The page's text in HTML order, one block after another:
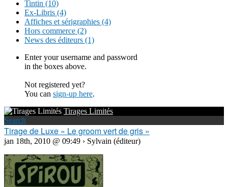
Tintin (10)
Ex-Libris (4)
Affiches et sérigraphies (4)
Hors commerce (2)
News des éditeurs (1)
Enter your username and password
in the boxes above.
Not registered yet?
You can sign-up here.
Tirages Limités
Search
Tirage de Luxe « Le groom vert de gris »
jan 18th, 2010 @ 09:49 › Sylvain (éditeur)